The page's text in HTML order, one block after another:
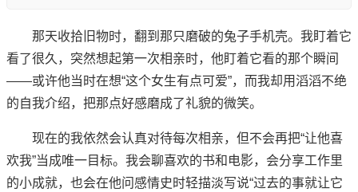
那天收拾旧物时，翻到那只磨破的兔子手机壳。我盯着它
看了很久，突然想起第一次相亲时，他盯着它看的那个瞬间
——或许他当时在想“这个女生有点可爱”，而我却用滔滔不绝
的自我介绍，把那点好感磨成了礼貌的微笑。
现在的我依然会认真对待每次相亲，但不会再把“让他喜
欢我”当成唯一目标。我会聊喜欢的书和电影，会分享工作里
的小成就，也会在他问感情史时轻描淡写说“过去的事就让它